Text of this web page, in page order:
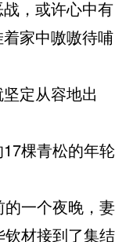
，或许心中有
家中嗷嗷待哺
定从容地出
棵青松的年轮
一个夜晚，妻
材接到了集结